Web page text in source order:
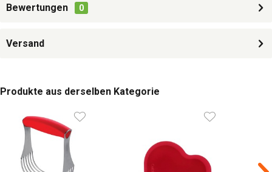
Bewertungen 0
Versand
Produkte aus derselben Kategorie